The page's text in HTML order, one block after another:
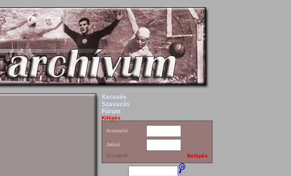
Keresés
Szavazás
Fórum
Kilépés
Azonosító
Jelszó
Új vagyok Belépés